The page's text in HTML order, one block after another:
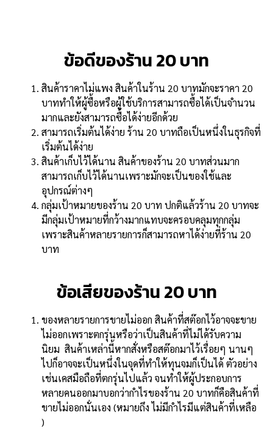
ข้อดีของร้าน 20 บาท
สินค้าราคาไม่แพง สินค้าในร้าน 20 บาทมักจะราคา 20
บาททำให้ผู้ซื้อหรือผู้ใช้บริการสามารถซื้อได้เป็นจำนวน
มากและยังสามารถซื้อได้ง่ายอีกด้วย
สามารถเริ่มต้นได้ง่าย ร้าน 20 บาทถือเป็นหนึ่งในธุรกิจที่
เริ่มต้นได้ง่าย
สินค้าเก็บไว้ได้นาน สินค้าของร้าน 20 บาทส่วนมาก
สามารถเก็บไว้ได้นานเพราะมักจะเป็นของใช้และ
อุปกรณ์ต่างๆ
กลุ่มเป้าหมายของร้าน 20 บาท ปกติแล้วร้าน 20 บาทจะ
มีกลุ่มเป้าหมายที่กว้างมากแทบจะครอบคลุมทุกกลุ่ม
เพราะสินค้าหลายรายการก็สามารถหาได้ง่ายที่ร้าน 20
บาท
ข้อเสียของร้าน 20 บาท
ของหลายรายการขายไม่ออก สินค้าที่สต๊อกไว้อาจจะขาย
ไม่ออกเพราะตกรุ่นหรือว่าเป็นสินค้าที่ไม่ได้รับความ
นิยม สินค้าเหล่านี้หากสั่งหรือสต๊อกมาไว้เรื่อยๆ นานๆ
ไปก็อาจจะเป็นหนึ่งในจุดที่ทำให้ทุนจมก็เป็นได้ ตัวอย่าง
เช่นเคสมือถือที่ตกรุ่นไปแล้ว จนทำให้ผู้ประกอบการ
หลายคนออกมาบอกว่ากำไรของร้าน 20 บาทก็คือสินค้าที่
ขายไม่ออกนั่นเอง (หมายถึง ไม่มีกำไรมีแต่สินค้าที่เหลือ
)